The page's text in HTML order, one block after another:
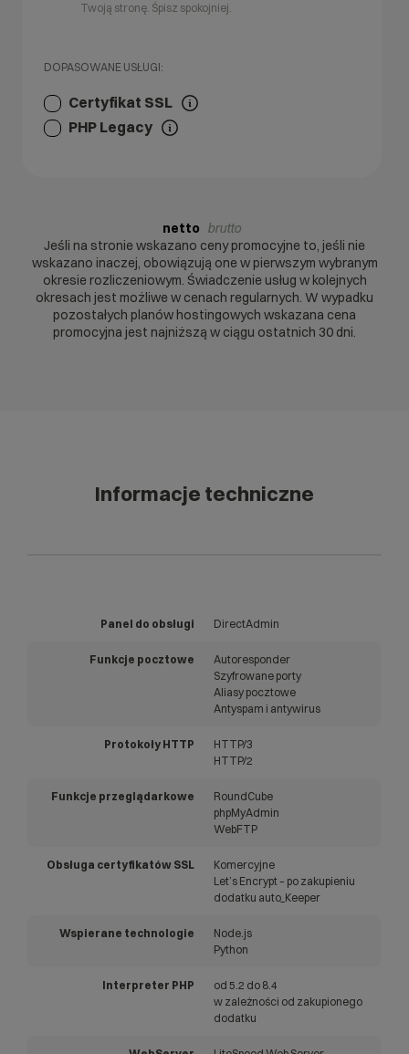
Twoją stronę. Śpisz spokojniej.
DOPASOWANE USŁUGI:
Certyfikat SSL
PHP Legacy
netto brutto
Jeśli na stronie wskazano ceny promocyjne to, jeśli nie
wskazano inaczej, obowiązują one w pierwszym wybranym
okresie rozliczeniowym. Świadczenie usług w kolejnych
okresach jest możliwe w cenach regularnych. W wypadku
pozostałych planów hostingowych wskazana cena
promocyjna jest najniższą w ciągu ostatnich 30 dni.
Informacje techniczne
Panel do obsługi DirectAdmin
Funkcje pocztowe
Autoresponder
Szyfrowane porty
Aliasy pocztowe
Antyspam i antywirus
Protokoły HTTP
HTTP/3
HTTP/2
Funkcje przeglądarkowe
RoundCube
phpMyAdmin
WebFTP
Obsługa certyfikatów SSL
Komercyjne
Let’s Encrypt – po zakupieniu
dodatku auto_Keeper
Wspierane technologie
Node.js
Python
Interpreter PHP
od 5.2 do 8.4
w zależności od zakupionego
dodatku